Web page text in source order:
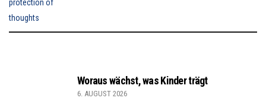
Woraus wächst, was Kinder trägt
6. AUGUST 2026